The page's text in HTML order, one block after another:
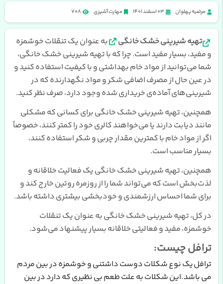
مرضیه پهلوان مهارت آشپزی
تهیه شیرینی خشک خانگی
به عنوان یک تنقلات خوشمزه
و مفید، بسیار مفید است. چرا که با تهیه شیرینی خشک خانگی،
شما می‌توانید از مواد خام بهداشتی و با کیفیت استفاده کنید و
در عین حال از مصرف اضافی شکر و مواد نگهدارنده که در
شیرینی‌های آماده‌ی خریداری شده وجود دارد، صرف نظر کنید.
همچنین، تهیه شیرینی خشک خانگی برای کسانی که مشکلی
مانند دیابت دارند یا می‌خواهند کالری خود را کمتر کنند، خصوصاً
اگر از مواد خام با کمترین مقدار چربی و شکر استفاده کنند،
بسیار مناسب است.
همچنین، تهیه شیرینی خشک خانگی یک فعالیت خلاقانه و
لذت‌بخش است که می‌تواند شما را از روزمره روتین خارج کند و
برای شما احساس ارزشمندی و خودبخشی بیشتری داشته باشد.
در کل، تهیه شیرینی خشک خانگی به عنوان یک تنقلات
خوشمزه، مفید و فعالیتی خلاقانه بسیار پیشنهاد می‌شود.
ترافل چیست:
ترافلیک نوع شکلات دوست داشتنی و خوشمزه در بین مردم
می باشد.این شکلات به علت طعم بی نظیری که دارد در بین